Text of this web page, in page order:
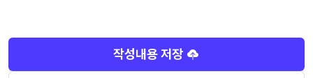
작성내용 저장